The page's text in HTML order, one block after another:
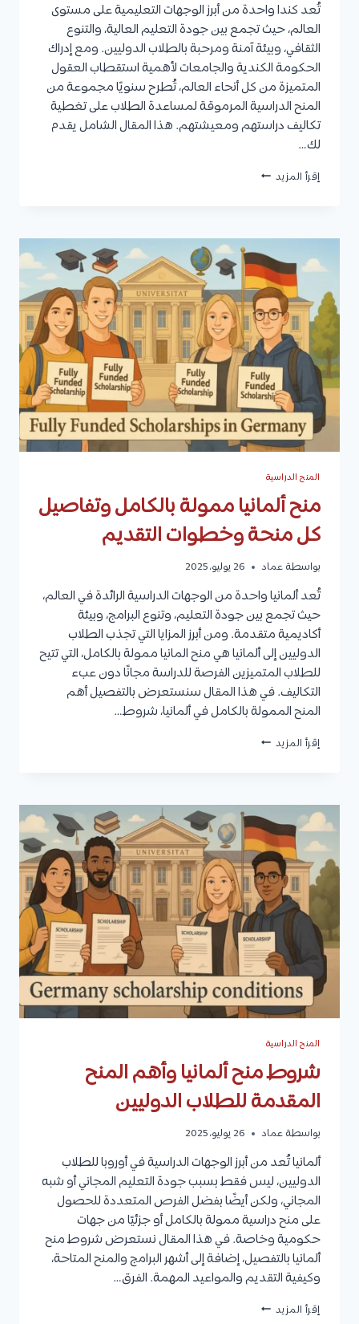
تُعد كندا واحدة من أبرز الوجهات التعليمية على مستوى
العالم، حيث تجمع بين جودة التعليم العالية، والتنوع
الثقافي، وبيئة آمنة ومرحبة بالطلاب الدوليين. ومع إدراك
الحكومة الكندية والجامعات لأهمية استقطاب العقول
المتميزة من كل أنحاء العالم، تُطرح سنويًا مجموعة من
المنح الدراسية المرموقة لمساعدة الطلاب على تغطية
تكاليف دراستهم ومعيشتهم. هذا المقال الشامل يقدم
لك…
إقرأ المزيد منح
2025/2026
للطلاب
الدوليين
المنح الدراسية
منح ألمانيا ممولة بالكامل وتفاصيل
كل منحة وخطوات التقديم
بواسطة عماد 26 يوليو، 2025
تُعد ألمانيا واحدة من الوجهات الدراسية الرائدة في العالم،
حيث تجمع بين جودة التعليم، وتنوع البرامج، وبيئة
أكاديمية متقدمة. ومن أبرز المزايا التي تجذب الطلاب
الدوليين إلى ألمانيا هي منح المانيا ممولة بالكامل، التي تتيح
للطلاب المتميزين الفرصة للدراسة مجانًا دون عبء
التكاليف. في هذا المقال سنستعرض بالتفصيل أهم
المنح الممولة بالكامل في ألمانيا، شروط…
إقرأ المزيد منح
وتفاصيل
كل
منحة
وخطوات
التقديم
المنح الدراسية
شروط منح ألمانيا وأهم المنح
المقدمة للطلاب الدوليين
بواسطة عماد 26 يوليو، 2025
ألمانيا تُعد من أبرز الوجهات الدراسية في أوروبا للطلاب
الدوليين، ليس فقط بسبب جودة التعليم المجاني أو شبه
المجاني، ولكن أيضًا بفضل الفرص المتعددة للحصول
على منح دراسية ممولة بالكامل أو جزئيًا من جهات
حكومية وخاصة. في هذا المقال نستعرض شروط منح
ألمانيا بالتفصيل، إضافة إلى أشهر البرامج والمنح المتاحة،
وكيفية التقديم والمواعيد المهمة. الفرق…
إقرأ المزيد شروط